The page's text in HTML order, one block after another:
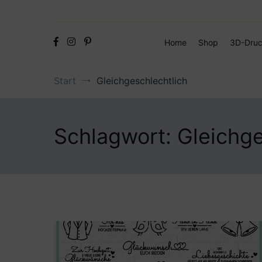
Home
Shop 3D-
Start Gleichgeschlechtlich
Schlagwort: